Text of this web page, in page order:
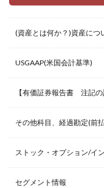
(資産とは何か？)資産につ
USGAAP(米国会計基準)
【有価証券報告書 注記の
その他科目、経過勘定(前
ストック・オプション/イ
セグメント情報